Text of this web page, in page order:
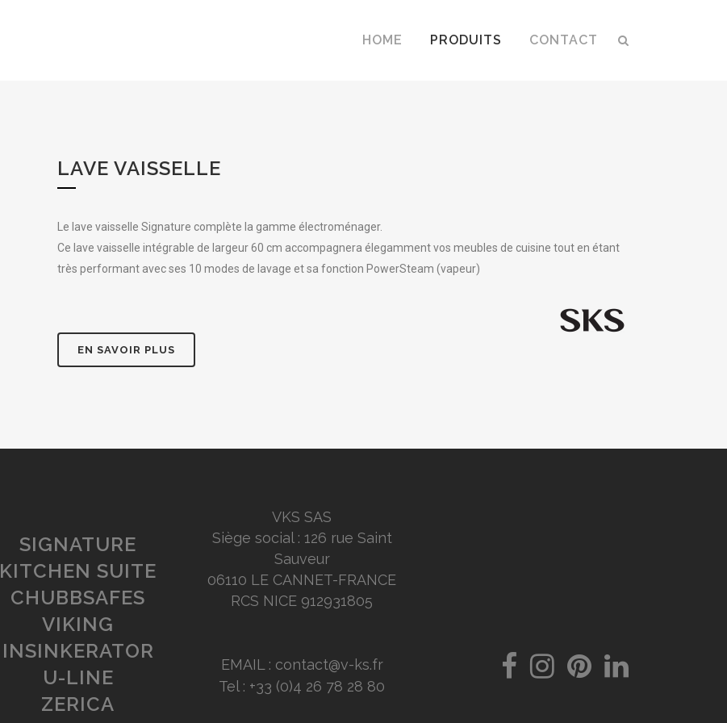
HOME PRODUITS CONTACT
LAVE VAISSELLE
Le lave vaisselle Signature complète la gamme électroménager.
Ce lave vaisselle intégrable de largeur 60 cm accompagnera élegamment vos meubles de cuisine tout en étant
très performant avec ses 10 modes de lavage et sa fonction PowerSteam (vapeur)
EN SAVOIR PLUS
SIGNATURE
KITCHEN SUITE
CHUBBSAFES
VIKING
INSINKERATOR
U-LINE
ZERICA
VKS SAS
Siège social : 126 rue Saint
Sauveur
06110 LE CANNET-FRANCE
RCS NICE 912931805
EMAIL : contact@v-ks.fr
Tel : +33 (0)4 26 78 28 80